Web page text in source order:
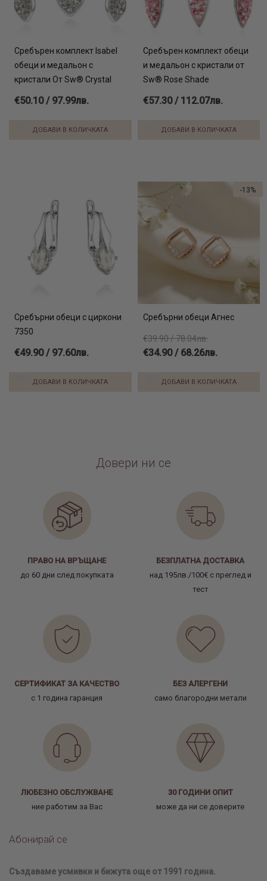
Сребърен комплект Isabel
обеци и медальон с
кристали От Sw® Crystal
€50.10 / 97.99лв.
ДОБАВИ В КОЛИЧКАТА
Сребърен комплект обеци
и медальон с кристали от
Sw® Rose Shade
€57.30 / 112.07лв.
ДОБАВИ В КОЛИЧКАТА
Сребърни обеци с циркони
7350
€49.90 / 97.60лв.
ДОБАВИ В КОЛИЧКАТА
Сребърни обеци Агнес
€39.90 / 78.04лв.
€34.90 / 68.26лв.
ДОБАВИ В КОЛИЧКАТА
-13%
Довери ни се
ПРАВО НА ВРЪЩАНЕ
до 60 дни след покупката
БЕЗПЛАТНА ДОСТАВКА
над 195лв./100€ с преглед и
тест
СЕРТИФИКАТ ЗА КАЧЕСТВО
с 1 година гаранция
БЕЗ АЛЕРГЕНИ
само благородни метали
ЛЮБЕЗНО ОБСЛУЖВАНЕ
ние работим за Вас
30 ГОДИНИ ОПИТ
може да ни се доверите
Абонирай се
Създаваме усмивки и бижута още от 1991 година.